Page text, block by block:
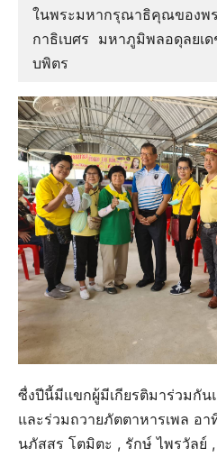
ในพระมหากรุณาธิคุณของพ
กาธิเบศร มหาภูมิพลอดุลยเ
บพิตร
ซื่งปีนี้มีแขกผู้มีเกียรติมาร่วมกัน
และร่วมถวายภัตตาหารเพล อ
นภัสสร โตมิตะ , รักษ์ ไพรวัล